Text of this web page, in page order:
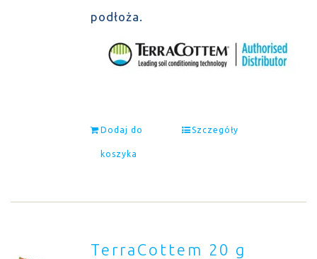
podłoża.
Dodaj do
koszyka
Szczegóły
TerraCottem 20 g